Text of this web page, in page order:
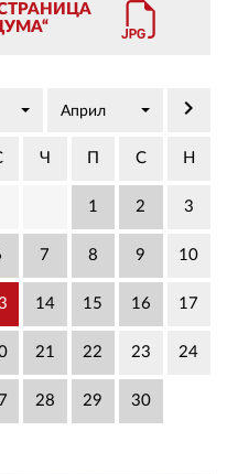
Април keyboard_arrow_right
Ч П С Н
1 2 3
7 8 9 10
14 15 16 17
21 22 23 24
28 29 30
ЗА
02 975 20 35